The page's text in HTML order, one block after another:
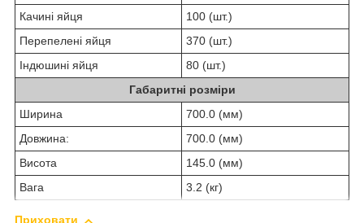
Качині яйця
100 (шт.)
Перепелені яйця
370 (шт.)
Індюшині яйця
80 (шт.)
Габаритні розміри
Ширина
700.0 (мм)
Довжина:
700.0 (мм)
Висота
145.0 (мм)
Вага
3.2 (кг)
Приховати